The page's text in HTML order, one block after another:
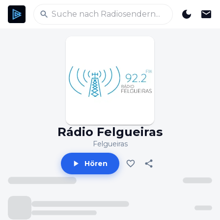
Rádio Felgueiras
Felgueiras
Hören